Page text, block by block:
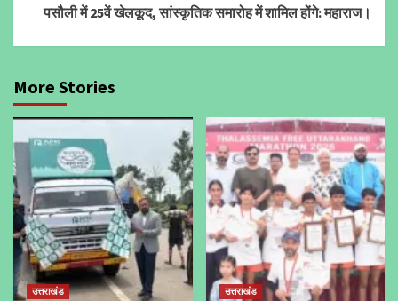
पसौली में 25वें खेलकूद, सांस्कृतिक समारोह में शामिल होंगे: महाराज।
More Stories
उत्तराखंड उत्तराखंड